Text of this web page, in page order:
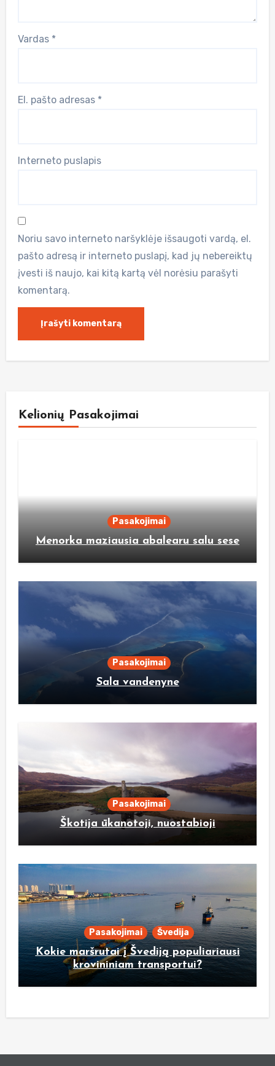
Vardas *
El. pašto adresas *
Interneto puslapis
Noriu savo interneto naršyklėje išsaugoti vardą, el.
pašto adresą ir interneto puslapį, kad jų nebereiktų
įvesti iš naujo, kai kitą kartą vėl norėsiu parašyti
komentarą.
Kelionių Pasakojimai
Pasakojimai
Menorka maziausia abalearu salu sese
Pasakojimai
Sala vandenyne
Pasakojimai
Škotija ūkanotoji, nuostabioji
Pasakojimai Švedija
Kokie maršrutai į Švediją populiariausi
krovininiam transportui?